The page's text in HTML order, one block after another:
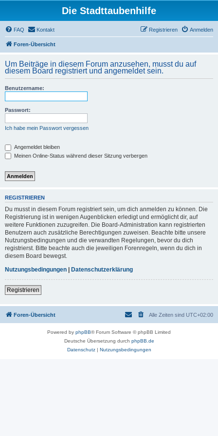
Die Stadttaubenhilfe
FAQ Kontakt Anmelden
Registrieren
Foren-Übersicht
Um Beiträge in diesem Forum anzusehen, musst du auf
diesem Board registriert und angemeldet sein.
Benutzername:
Passwort:
Ich habe mein Passwort vergessen
Angemeldet bleiben
Meinen Online-Status während dieser Sitzung verbergen
REGISTRIEREN
Du musst in diesem Forum registriert sein, um dich anmelden zu können. Die
Registrierung ist in wenigen Augenblicken erledigt und ermöglicht dir, auf
weitere Funktionen zuzugreifen. Die Board-Administration kann registrierten
Benutzern auch zusätzliche Berechtigungen zuweisen. Beachte bitte unsere
Nutzungsbedingungen und die verwandten Regelungen, bevor du dich
registrierst. Bitte beachte auch die jeweiligen Forenregeln, wenn du dich in
diesem Board bewegst.
Nutzungsbedingungen | Datenschutzerklärung
Registrieren
Foren-Übersicht Alle Zeiten sind UTC+02:00
Powered by phpBB® Forum Software © phpBB Limited
Deutsche Übersetzung durch phpBB.de
Datenschutz| Nutzungsbedingungen